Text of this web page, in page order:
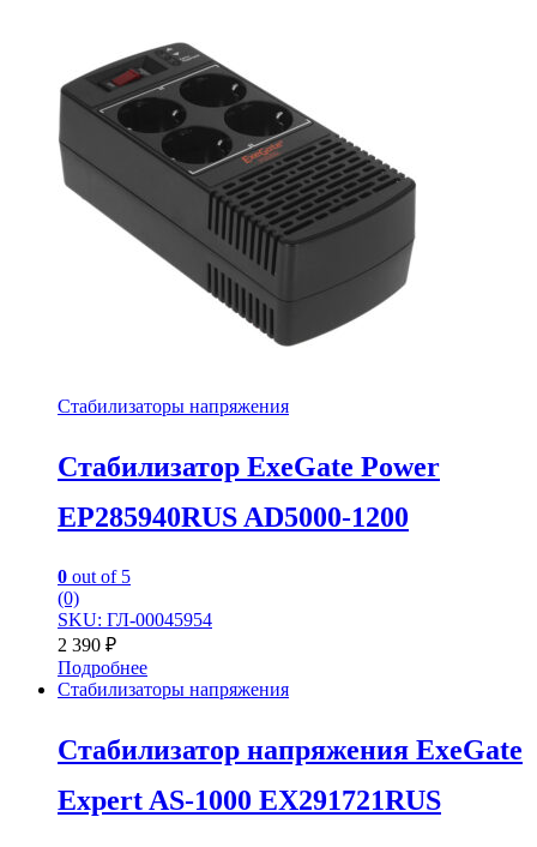
Стабилизаторы напряжения
Стабилизатор ExeGate Power
EP285940RUS AD5000-1200
0 out of 5
(0)
SKU: ГЛ-00045954
2 390 ₽
Подробнее
Стабилизаторы напряжения
Стабилизатор напряжения ExeGate
Expert AS-1000 EX291721RUS